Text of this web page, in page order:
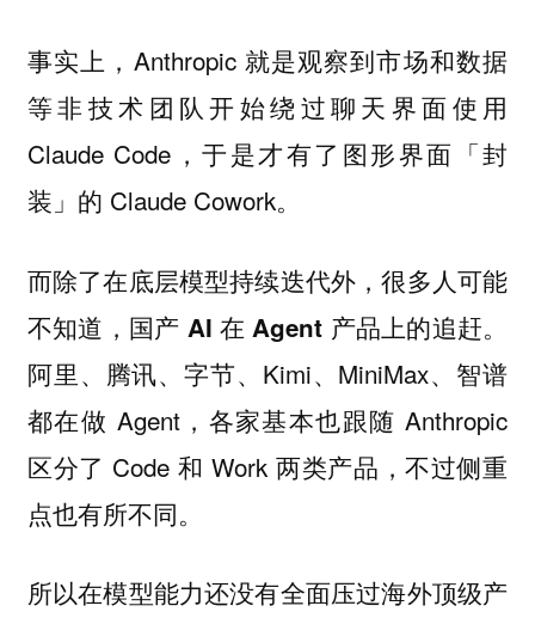
事实上，Anthropic 就是观察到市场和数据
等非技术团队开始绕过聊天界面使用
Claude Code，于是才有了图形界面「封
装」的 Claude Cowork。
而除了在底层模型持续迭代外，很多人可能
不知道，国产 AI 在 Agent 产品上的追赶。
阿里、腾讯、字节、Kimi、MiniMax、智谱
都在做 Agent，各家基本也跟随 Anthropic
区分了 Code 和 Work 两类产品，不过侧重
点也有所不同。
所以在模型能力还没有全面压过海外顶级产